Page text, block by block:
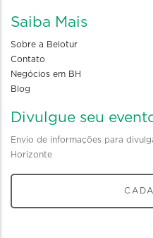
Saiba Mais
Sobre a Belotur
Contato
Negócios em BH
Blog
Divulgue seu
Envio de informações para
Horizonte